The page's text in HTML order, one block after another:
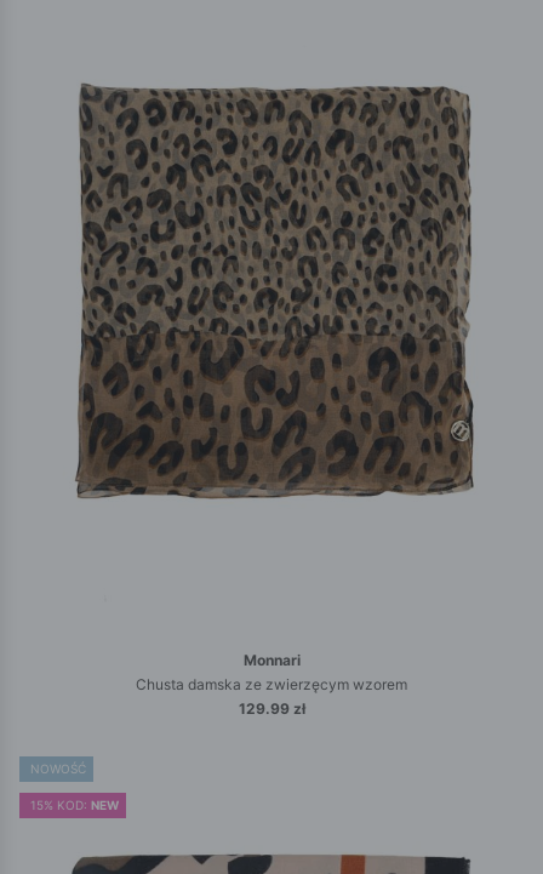
Monnari
Chusta damska ze zwierzęcym wzorem
129.99 zł
NOWOŚĆ
15% KOD: NEW